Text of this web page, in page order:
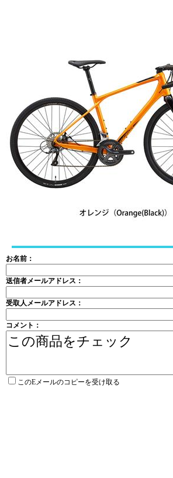
お名前：
送信者メールアドレス：
受取人メールアドレス：
コメント：
このEメールのコピーを受け取る